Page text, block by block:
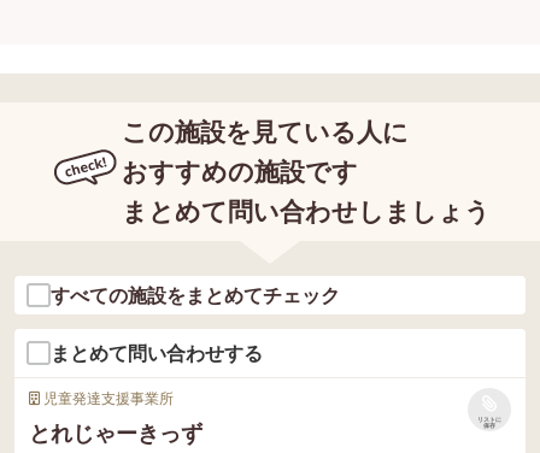
この施設を見ている人に
おすすめの施設です
まとめて問い合わせしましょう
すべての施設をまとめてチェック
まとめて問い合わせする
児童発達支援事業所
とれじゃーきっず
リストに
保存